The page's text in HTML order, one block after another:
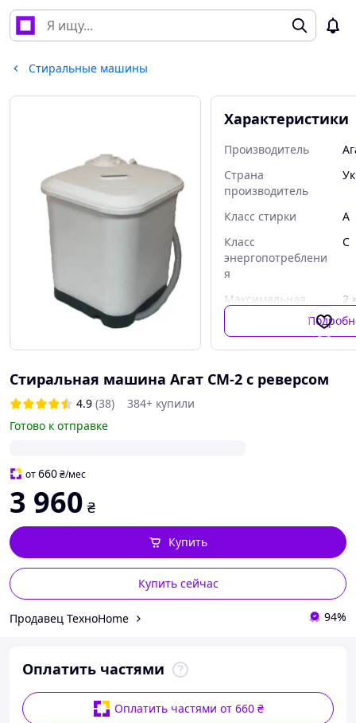
Стиральные машины
Характеристики
Производитель
Страна
производитель
Класс стирки
A
Класс
энергопотреблени
я
C
Максимальная
загрузка белья для
стирки
2
Стиральная машина Агат СМ-2 c реверсом
4.9 (38)
384+ купили
Готово к отправке
от660₴/мес
3 960 ₴
Купить сейчас
Купить
Продавец ТехноHome 94%
Оплатить частями
Оплатить частями от 660 ₴